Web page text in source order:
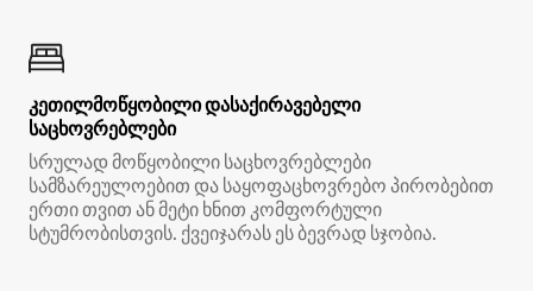
კეთილმოწყობილი დასაქირავებელი
საცხოვრებლები
სრულად მოწყობილი საცხოვრებლები
სამზარეულოებით და საყოფაცხოვრებო პირობებით
ერთი თვით ან მეტი ხნით კომფორტული
სტუმრობისთვის. ქვეიჯარას ეს ბევრად სჯობია.